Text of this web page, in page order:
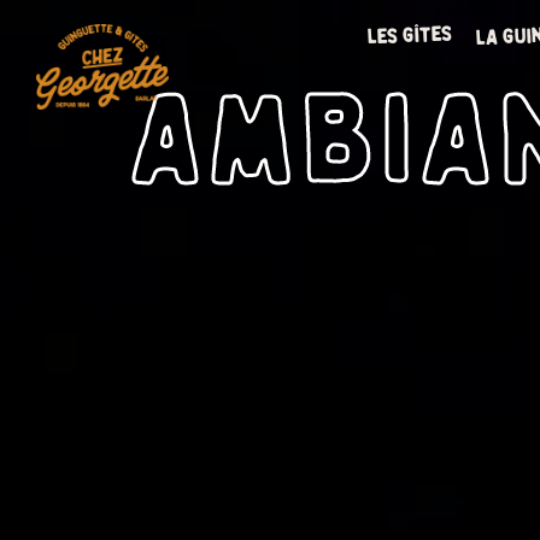
les gîtes la